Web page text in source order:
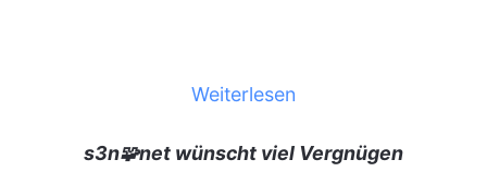
Weiterlesen
s3n🧩net wünscht viel Vergnügen